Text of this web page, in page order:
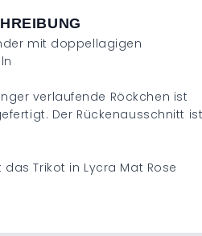
mit doppellagigen
verlaufende Röckchen ist
Der Rückenausschnitt
Trikot in Lycra Mat Rose